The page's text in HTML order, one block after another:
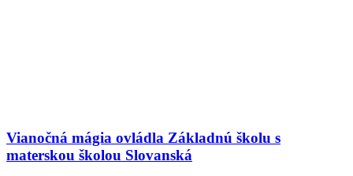
Vianočná mágia ovládla Základnú školu s
materskou školou Slovanská